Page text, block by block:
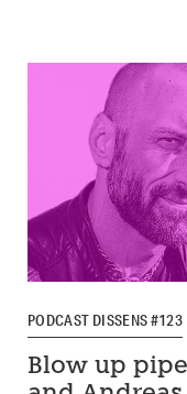
PODCAST DISSENS #123
Blow up